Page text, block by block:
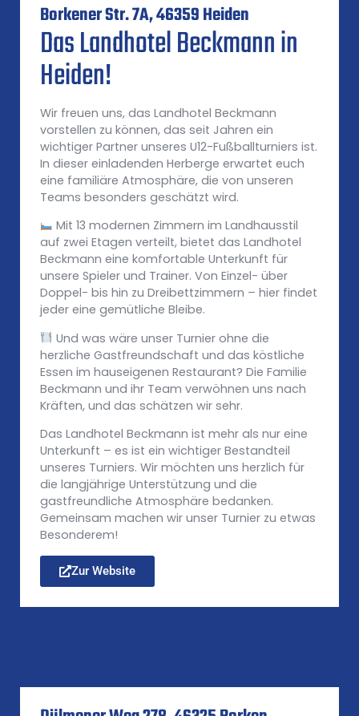
Borkener Str. 7A, 46359 Heiden
Das Landhotel Beckmann in
Heiden!
Wir freuen uns, das Landhotel Beckmann
vorstellen zu können, das seit Jahren ein
wichtiger Partner unseres U12-Fußballturniers ist.
In dieser einladenden Herberge erwartet euch
eine familiäre Atmosphäre, die von unseren
Teams besonders geschätzt wird.
Mit 13 modernen Zimmern im Landhausstil
auf zwei Etagen verteilt, bietet das Landhotel
Beckmann eine komfortable Unterkunft für
unsere Spieler und Trainer. Von Einzel- über
Doppel- bis hin zu Dreibettzimmern – hier findet
jeder eine gemütliche Bleibe.
Und was wäre unser Turnier ohne die
herzliche Gastfreundschaft und das köstliche
Essen im hauseigenen Restaurant? Die Familie
Beckmann und ihr Team verwöhnen uns nach
Kräften, und das schätzen wir sehr.
Das Landhotel Beckmann ist mehr als nur eine
Unterkunft – es ist ein wichtiger Bestandteil
unseres Turniers. Wir möchten uns herzlich für
die langjährige Unterstützung und die
gastfreundliche Atmosphäre bedanken.
Gemeinsam machen wir unser Turnier zu etwas
Besonderem!
Zur Website